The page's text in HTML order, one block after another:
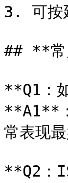
3. 可按
## **常
**Q1：
**A1**
常表现
**Q2：